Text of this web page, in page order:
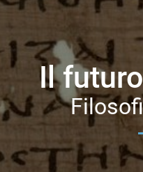
Il